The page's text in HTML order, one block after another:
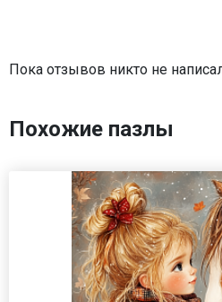
Пока отзывов никто не
Похожие пазлы